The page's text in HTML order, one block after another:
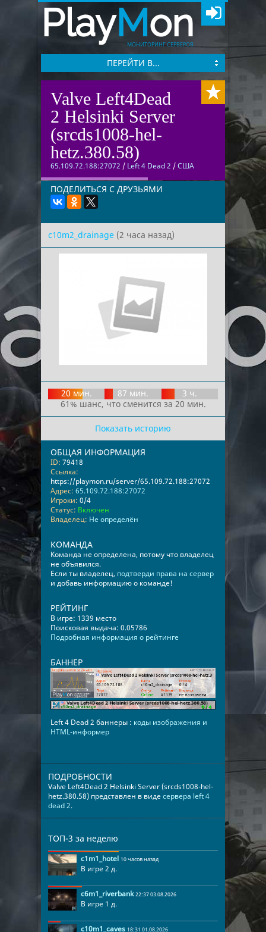
PlayMon
МОНИТОРИНГ СЕРВЕРОВ
ПЕРЕЙТИ В...
Valve Left4Dead
2 Helsinki Server
(srcds1008-hel-
hetz.380.58)
65.109.72.188:27072 / Left 4 Dead 2 /США
ПОДЕЛИТЬСЯ С ДРУЗЬЯМИ
c10m2_drainage (2 часа назад)
20 мин. 87 мин.
3 ч.
61% шанс, что сменится за 20 мин.
Показать историю
ОБЩАЯ ИНФОРМАЦИЯ
ID: 79418
Ссылка:
https://playmon.ru/server/65.109.72.188:27072
Адрес: 65.109.72.188:27072
Игроки: 0/4
Статус: Включен
Владелец: Не определён
КОМАНДА
Команда не определена, потому что владелец
не объявился.
Если ты владелец, подтверди права на сервер
и добавь информацию о команде!
РЕЙТИНГ
В игре: 1339 место
Поисковая выдача: 0.05786
Подробная информация о рейтинге
БАННЕР
Left 4 Dead 2 баннеры : коды изображения и
HTML-информер
ПОДРОБНОСТИ
Valve Left4Dead 2 Helsinki Server (srcds1008-hel-
hetz.380.58) представлен в видесервера left 4
dead 2.
ТОП-3 за неделю
c1m1_hotel 10 часов назад
В игре 2 д.
c6m1_riverbank 22:37 03.08.2026
В игре 1 д.
c10m1_caves 18:31 01.08.2026